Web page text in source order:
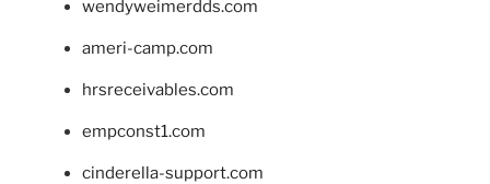
wendyweimerdds.com
ameri-camp.com
hrsreceivables.com
empconst1.com
cinderella-support.com